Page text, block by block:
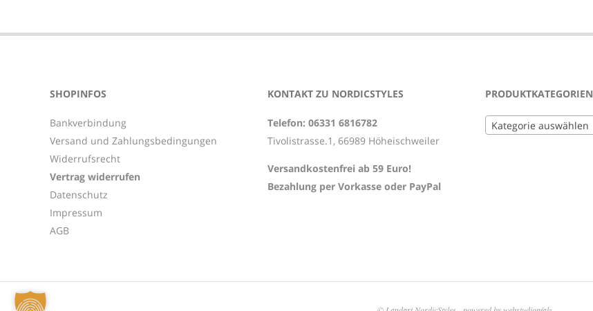
02-
SHOPINFOS
Bankverbindung
Versand und Zahlungsbedingungen
Widerrufsrecht
Vertrag widerrufen
Datenschutz
Impressum
AGB
KONTAKT ZU NORDICSTYLES
Telefon: 06331 6816782
Tivolistrasse.1, 66989 Höheischweiler
Versandkostenfrei ab 59 Euro!
Bezahlung per Vorkasse oder PayPal
PRODUKTKATEGORIEN
Kategorie auswählen